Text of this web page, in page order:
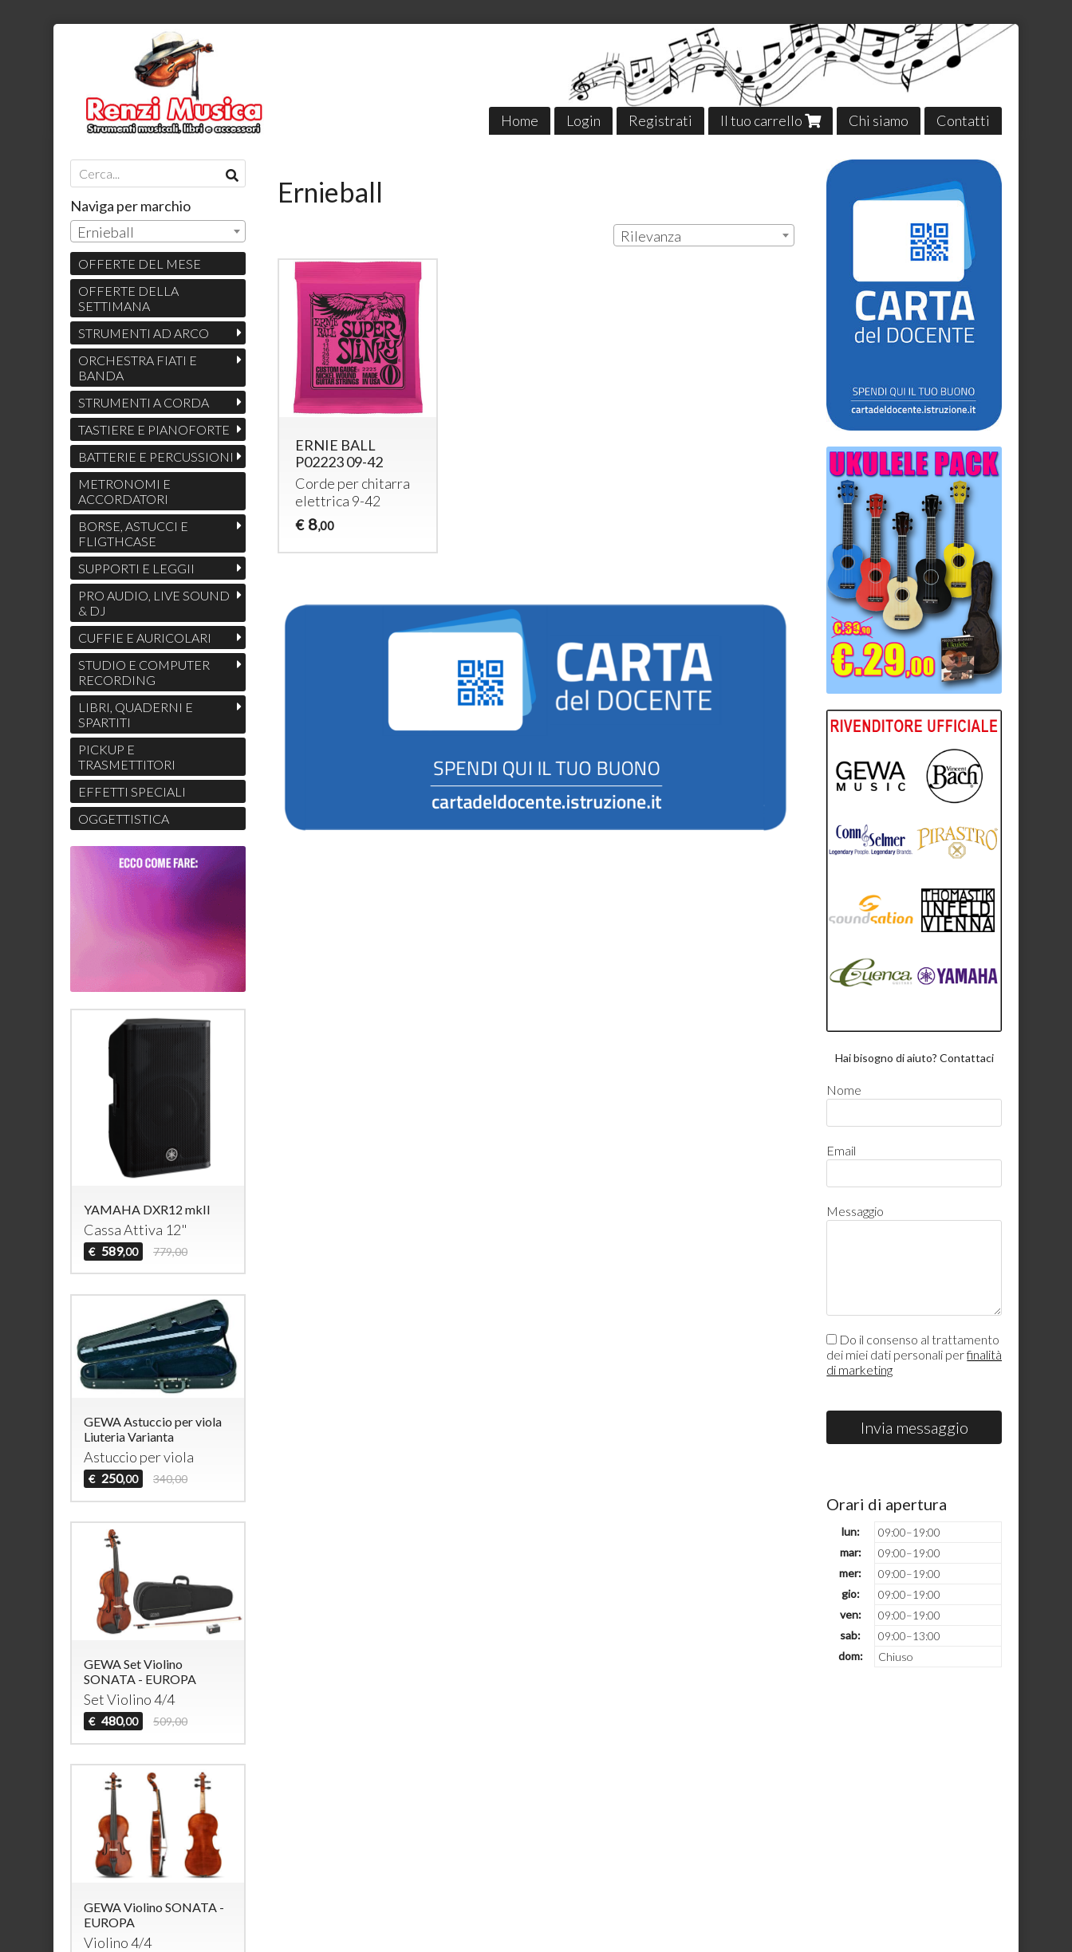
Home Login Registrati Il tuo carrello Chi siamo Contatti
Ernieball
Rilevanza
ERNIE BALL
P02223 09-42
Corde per chitarra
elettrica 9-42
€ 8,00
Naviga per marchio
Ernieball
OFFERTE DEL MESE
OFFERTE DELLA
SETTIMANA
STRUMENTI AD ARCO
ORCHESTRA FIATI E
BANDA
STRUMENTI A CORDA
TASTIERE E PIANOFORTE
BATTERIE E PERCUSSIONI
METRONOMI E
ACCORDATORI
BORSE, ASTUCCI E
FLIGTHCASE
SUPPORTI E LEGGII
PRO AUDIO, LIVE SOUND
& DJ
CUFFIE E AURICOLARI
STUDIO E COMPUTER
RECORDING
LIBRI, QUADERNI E
SPARTITI
PICKUP E
TRASMETTITORI
EFFETTI SPECIALI
OGGETTISTICA
YAMAHA DXR12 mkII
Cassa Attiva 12"
€ 589,00 779,00
GEWA Astuccio per viola
Liuteria Varianta
Astuccio per viola
€ 250,00 340,00
GEWA Set Violino
SONATA - EUROPA
Set Violino 4/4
€ 480,00 509,00
GEWA Violino SONATA -
EUROPA
Violino 4/4
Hai bisogno di aiuto? Contattaci
Nome
Email
Messaggio
Do il consenso al trattamento
dei miei dati personali perfinalità
di marketing
Invia messaggio
Orari di apertura
lun:
09:00–19:00
mar:
09:00–19:00
mer:
09:00–19:00
gio:
09:00–19:00
ven:
09:00–19:00
sab:
09:00–13:00
dom:
Chiuso